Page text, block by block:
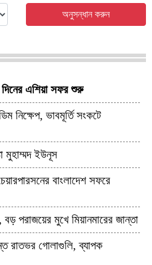
অনুসন্ধান করুন
দিনের এশিয়া সফর শুরু
নিক্ষেপ, ভাবমূর্তি সংকটে
মুহাম্মদ ইউনূস
বাংলাদেশ সফরে
পরাজয়ের মুখে মিয়ানমারের জান্তা
রাতভর গোলাগুলি, ব্যাপক